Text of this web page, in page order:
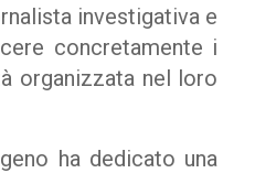
investigativa e
concretamente i
organizzata nel loro
ha dedicato una